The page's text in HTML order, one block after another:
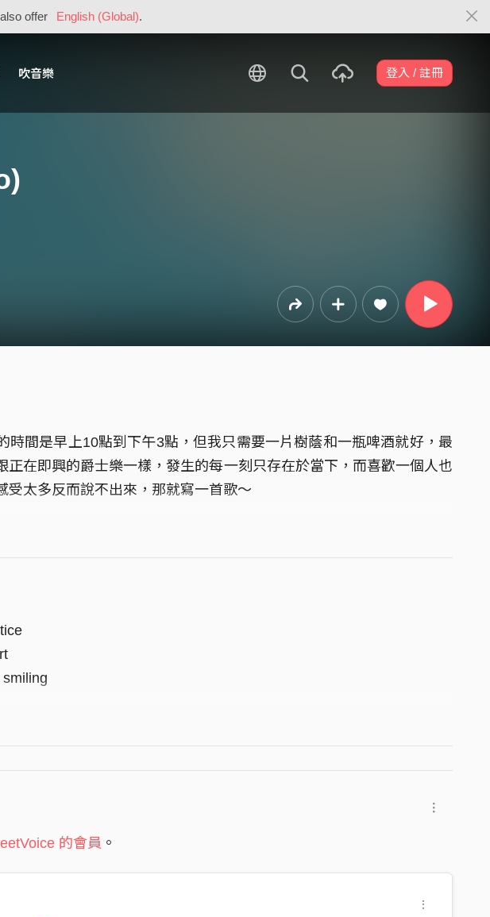
offer English (Global).
吹音樂 登入 / 註冊
時間是早上10點到下午3點，但我只需要一片樹蔭和一瓶啤酒就好，最
正在即興的爵士樂一樣，發生的每一刻只存在於當下，而喜歡一個人也
受太多反而說不出來，那就寫一首歌～
smiling
的會員 。